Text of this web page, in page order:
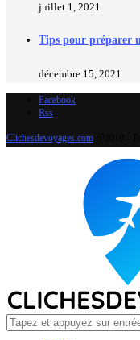
juillet 1, 2021
Tips pour préparer
décembre 15, 2021
Facebook
Rss
Clichesdevoyages.com